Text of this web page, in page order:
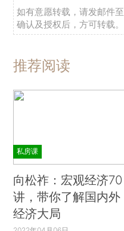
如有意愿转载，请发邮件至
确认及授权后，方可转载。
推荐阅读
私房课
向松祚：宏观经济70
讲，带你了解国内外
经济大局